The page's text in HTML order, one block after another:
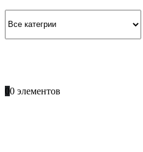
00 элементов